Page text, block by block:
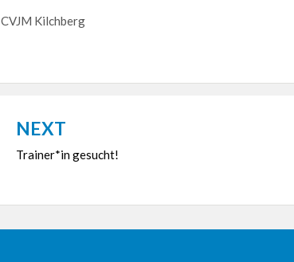
Kilchberg
NEXT
Trainer*in gesucht!